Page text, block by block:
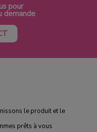
pour
demande
le produit et le
prêts à vous